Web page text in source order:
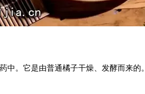
中。它是由普通橘子干燥、发酵而来